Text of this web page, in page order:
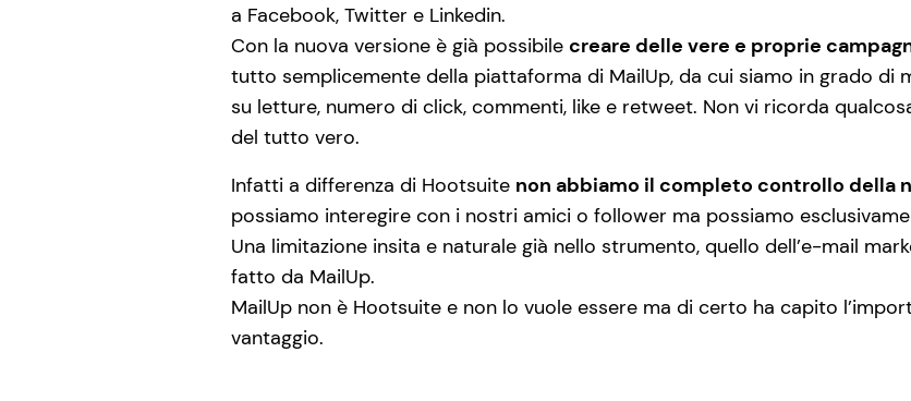
a Facebook, Twitter e Linkedin.
Con la nuova versione è già possibile creare delle vere e proprie
tutto semplicemente della piattaforma di MailUp, da cui siamo in grado
su letture, numero di click, commenti, like e retweet. Non vi ricorda
del tutto vero.
Infatti a differenza di Hootsuite non abbiamo il completo controllo della
possiamo interegire con i nostri amici o follower ma possiamo
Una limitazione insita e naturale già nello strumento, quello dell’e-mail
fatto da MailUp.
MailUp non è Hootsuite e non lo vuole essere ma di certo ha capito
vantaggio.